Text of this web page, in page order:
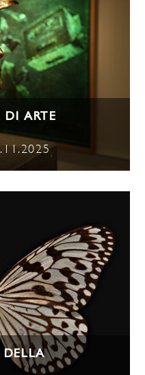
DI ARTE
DELLA